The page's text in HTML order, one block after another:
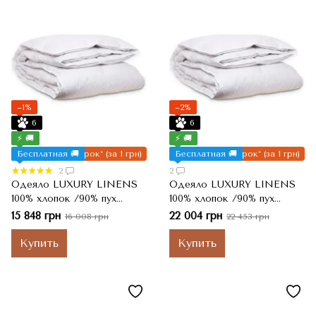
Подарок* (за 1 грн)
−1%
6
⚡ 🚚
Бесплатная 🚚
2
Одеяло LUXURY LINENS
100% хлопок /90% пух
премиум класса,
Полуторный, 155x220 см
15 848 грн 16 008 грн
Купить
Подарок* (за 1 грн)
−2%
6
⚡ 🚚
Бесплатная 🚚
2
Одеяло LUXURY LINENS
100% хлопок /90% пух
премиум класса, Евро,
200x220 см
22 004 грн 22 453 грн
Купить